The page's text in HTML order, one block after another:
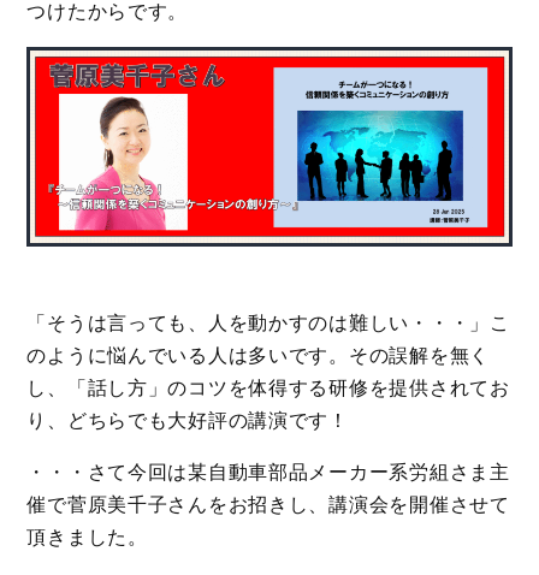
つけたからです。
「そうは言っても、人を動かすのは難しい・・・」こ
のように悩んでいる人は多いです。その誤解を無く
し、「話し方」のコツを体得する研修を提供されてお
り、どちらでも大好評の講演です！
・・・さて今回は某自動車部品メーカー系労組さま主
催で菅原美千子さんをお招きし、講演会を開催させて
頂きました。